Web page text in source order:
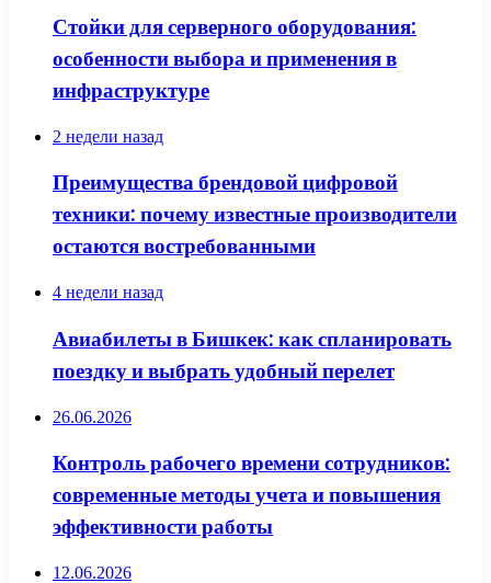
Стойки для серверного оборудования:
особенности выбора и применения в
инфраструктуре
2 недели назад
Преимущества брендовой цифровой
техники: почему известные производители
остаются востребованными
4 недели назад
Авиабилеты в Бишкек: как спланировать
поездку и выбрать удобный перелет
26.06.2026
Контроль рабочего времени сотрудников:
современные методы учета и повышения
эффективности работы
12.06.2026